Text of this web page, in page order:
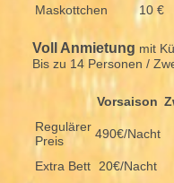
Maskottchen
10 €
Voll Anmietung mit
Bis zu 14 Personen /
Vorsaison
Regulärer
Preis
490€/Nacht
Extra Bett
20€/Nacht